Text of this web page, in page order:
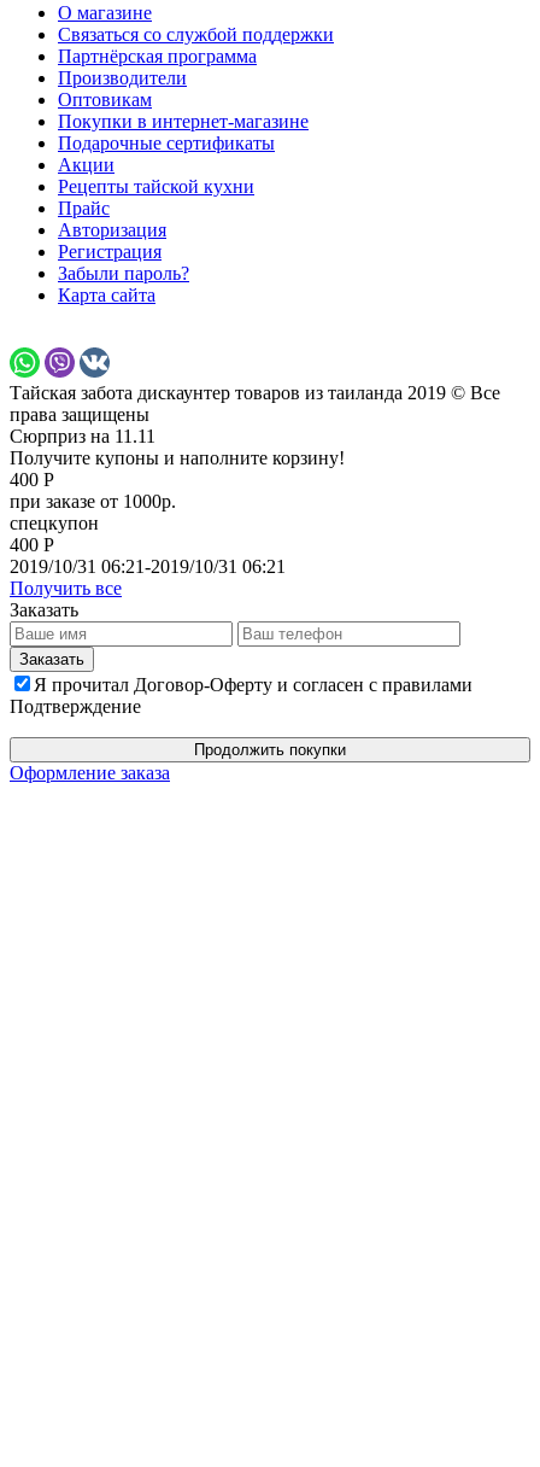
О магазине
Связаться со службой поддержки
Партнёрская программа
Производители
Оптовикам
Покупки в интернет-магазине
Подарочные сертификаты
Акции
Рецепты тайской кухни
Прайс
Авторизация
Регистрация
Забыли пароль?
Карта сайта
Тайская забота дискаунтер товаров из таиланда 2019 © Все
права защищены
Сюрприз на 11.11
Получите купоны и наполните корзину!
400 Р
при заказе от 1000р.
спецкупон
400 Р
2019/10/31 06:21-2019/10/31 06:21
Получить все
Заказать
Я прочитал Договор-Оферту и согласен с правилами
Подтверждение
Продолжить покупки
Оформление заказа